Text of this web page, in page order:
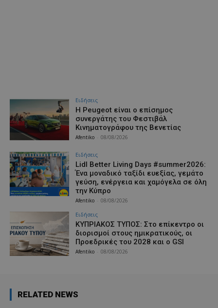
Ειδήσεις
Η Peugeot είναι ο επίσημος
συνεργάτης του Φεστιβάλ
Κινηματογράφου της Βενετίας
Afentiko 08/08/2026
Ειδήσεις
Lidl Better Living Days #summer2026:
Ένα μοναδικό ταξίδι ευεξίας, γεμάτο
γεύση, ενέργεια και χαμόγελα σε όλη
την Κύπρο
Afentiko 08/08/2026
Ειδήσεις
ΚΥΠΡΙΑΚΟΣ ΤΥΠΟΣ: Στο επίκεντρο οι
διορισμοί στους ημικρατικούς, οι
Προεδρικές του 2028 και ο GSI
Afentiko 08/08/2026
RELATED NEWS